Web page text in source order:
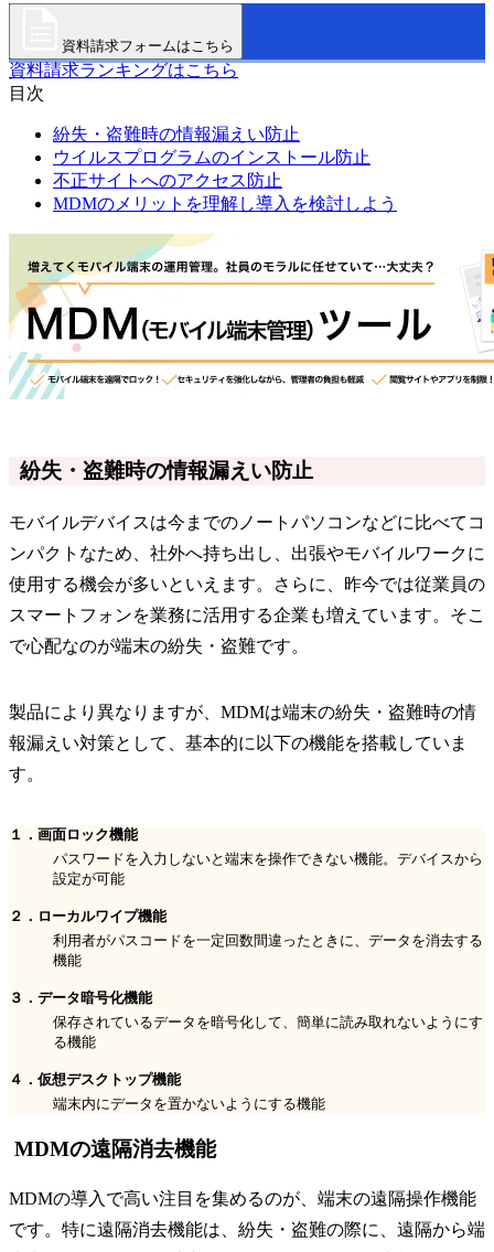
資料請求フォームはこちら
資料請求ランキングはこちら
目次
紛失・盗難時の情報漏えい防止
ウイルスプログラムのインストール防止
不正サイトへのアクセス防止
MDMのメリットを理解し導入を検討しよう
紛失・盗難時の情報漏えい防止
モバイルデバイスは今までのノートパソコンなどに比べてコ
ンパクトなため、社外へ持ち出し、出張やモバイルワークに
使用する機会が多いといえます。さらに、昨今では従業員の
スマートフォンを業務に活用する企業も増えています。そこ
で心配なのが端末の紛失・盗難です。
製品により異なりますが、MDMは端末の紛失・盗難時の情
報漏えい対策として、基本的に以下の機能を搭載していま
す。
１．画面ロック機能
パスワードを入力しないと端末を操作できない機能。デバイスから
設定が可能
２．ローカルワイプ機能
利用者がパスコードを一定回数間違ったときに、データを消去する
機能
３．データ暗号化機能
保存されているデータを暗号化して、簡単に読み取れないようにす
る機能
４．仮想デスクトップ機能
端末内にデータを置かないようにする機能
MDMの遠隔消去機能
MDMの導入で高い注目を集めるのが、端末の遠隔操作機能
です。特に遠隔消去機能は、紛失・盗難の際に、遠隔から端